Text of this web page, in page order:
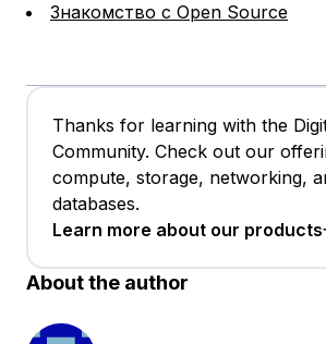
Знакомство с Open Source
Thanks for learning with the
Community. Check out our
compute, storage, networking,
databases.
Learn more about our products
About the author